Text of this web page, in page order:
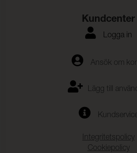
Kundcenter
Logga in
Ansök om
Lägg till
Integritetspolicy
Cookiepolicy